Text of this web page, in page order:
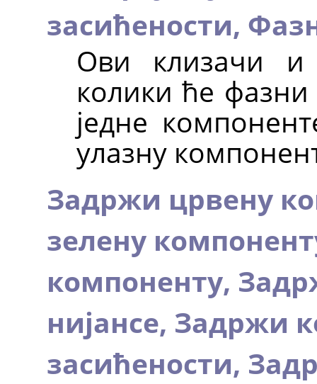
засићености,
Ови клизачи и
колики ће
једне
улазну
Задржи црвену
зелену
компоненту,
нијансе, Задржи
засићености,